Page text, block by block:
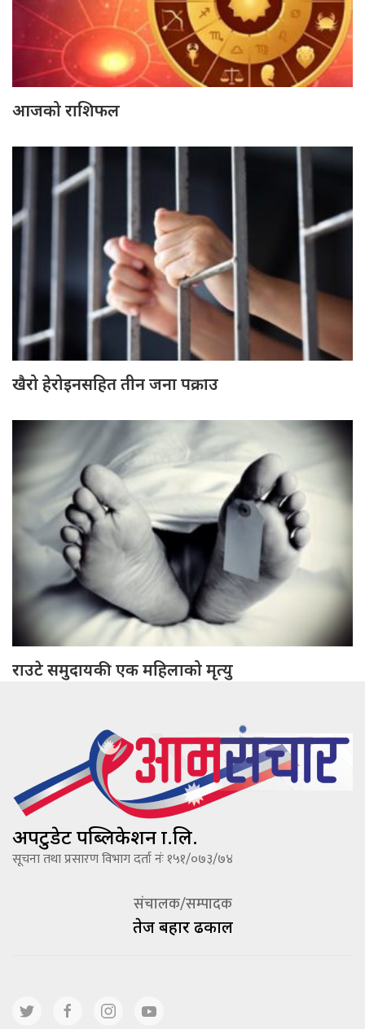
आजको राशिफल
खैरो हेरोइनसहित तीन जना पक्राउ
राउटे समुदायकी एक महिलाको मृत्यु
अपटुडेट पब्लिकेशन प्रा.लि.
सूचना तथा प्रसारण विभाग दर्ता नंः १५१/०७३/७४
संचालक/सम्पादक
तेज बहादूर ढकाल